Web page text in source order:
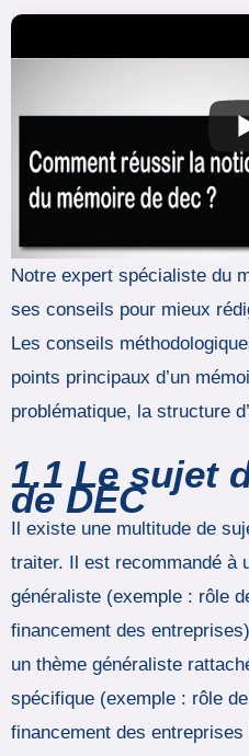
Notre expert spécialiste du
ses conseils pour mieux
Les conseils
points principaux d’un
problématique, la structure
1.1 Le sujet
de DEC
Il existe une multitude de
traiter. Il est recommandé à
généraliste (exemple : rôle
financement des
un thème généraliste
spécifique (exemple : rôle
financement des entreprises